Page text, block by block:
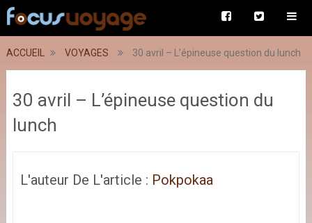
ACCUEIL VOYAGES 30 avril – L’épineuse question du lunch
30 avril – L’épineuse question du
lunch
L'auteur De L'article : Pokpokaa